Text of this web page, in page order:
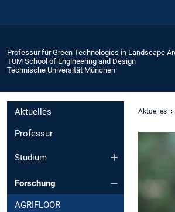
Professur für Green Technologies in Landscape
TUM School of Engineering and Design
Technische Universität München
Aktuelles
Professur
Studium
Forschung
AGRIFLOOR
Aktuelles